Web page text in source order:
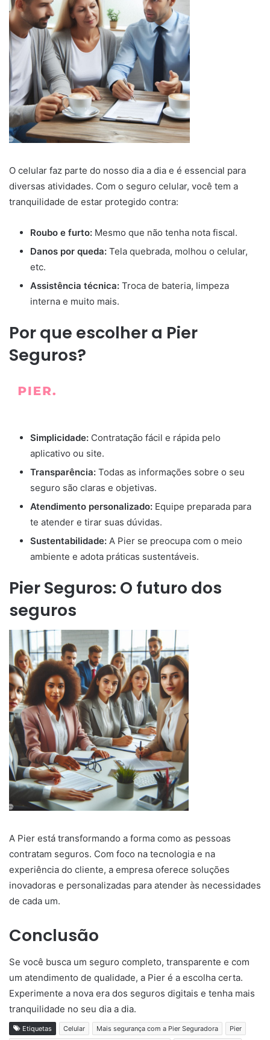
O celular faz parte do nosso dia a dia e é essencial para
diversas atividades. Com o seguro celular, você tem a
tranquilidade de estar protegido contra:
Roubo e furto: Mesmo que não tenha nota fiscal.
Danos por queda: Tela quebrada, molhou o celular,
etc.
Assistência técnica: Troca de bateria, limpeza
interna e muito mais.
Por que escolher a Pier
Seguros?
Simplicidade: Contratação fácil e rápida pelo
aplicativo ou site.
Transparência: Todas as informações sobre o seu
seguro são claras e objetivas.
Atendimento personalizado: Equipe preparada para
te atender e tirar suas dúvidas.
Sustentabilidade: A Pier se preocupa com o meio
ambiente e adota práticas sustentáveis.
Pier Seguros: O futuro dos
seguros
A Pier está transformando a forma como as pessoas
contratam seguros. Com foco na tecnologia e na
experiência do cliente, a empresa oferece soluções
inovadoras e personalizadas para atender às necessidades
de cada um.
Conclusão
Se você busca um seguro completo, transparente e com
um atendimento de qualidade, a Pier é a escolha certa.
Experimente a nova era dos seguros digitais e tenha mais
tranquilidade no seu dia a dia.
Etiquetas Celular Mais segurança com a Pier Seguradora
Pier